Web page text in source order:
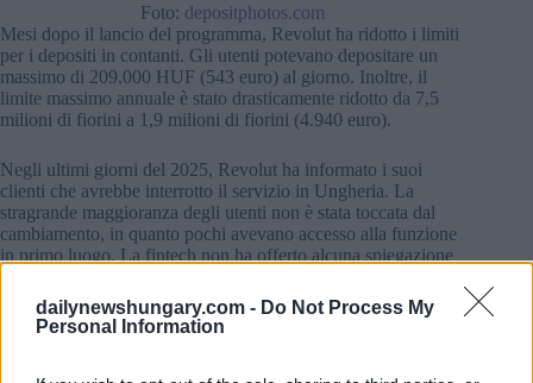
dailynewshungary.com - Do Not Process My
Personal Information
Foto: depositphotos.com
Mesi dopo il lancio del programma, Revolut ha ridotto i limiti
per i depositi in contanti. Gli utenti potevano depositare un
massimo di 209.000 HUF (543 euro) al giorno. Inoltre, il
limite massimo annuale è stato drasticamente ridotto da 7,5
milioni di fiorini a 1,9 milioni di fiorini (4.940 euro).
Negli ultimi giorni del 2025, Revolut ha informato i suoi
clienti che avrebbe interrotto il servizio in Ungheria. La
stragrande maggioranza degli utenti non è stata toccata dal
cambiamento, in quanto pochi avevano accesso alla funzione
in primo luogo. La fintech non ha offerto alcuna spiegazione